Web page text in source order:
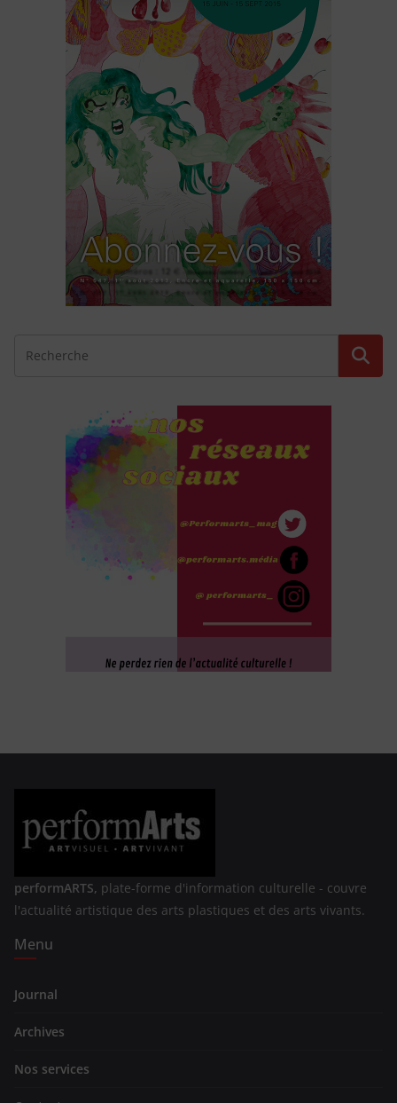
performARTS, plate-forme d'information culturelle - couvre
l'actualité artistique des arts plastiques et des arts vivants.
Menu
Journal
Archives
Nos services